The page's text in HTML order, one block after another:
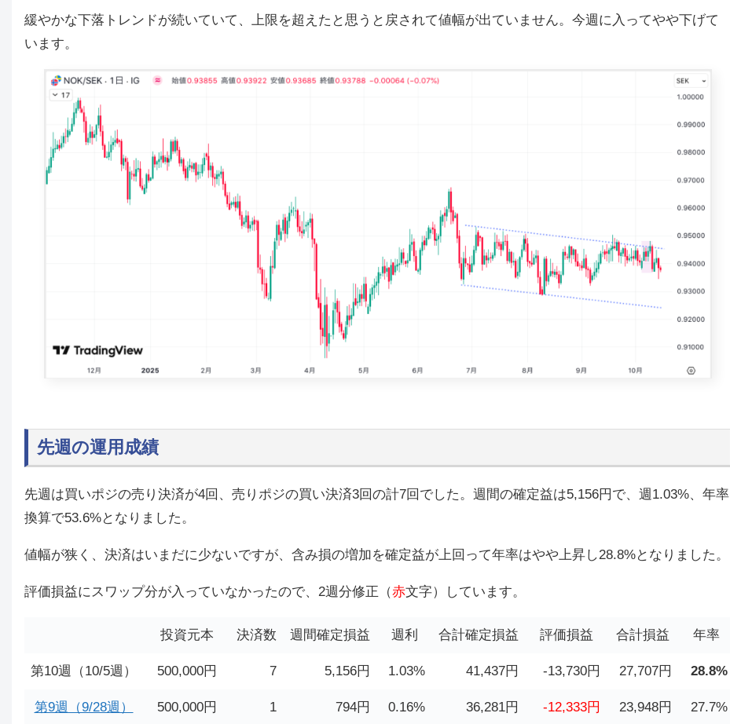
緩やかな下落トレンドが続いていて、上限を超えたと思うと戻されて値幅が出ていません。今週に入ってやや下げて
います。
先週の運用成績
先週は買いポジの売り決済が4回、売りポジの買い決済3回の計7回 でした。週間の確定益は5,156円で、週1.03%、年率
換算で53.6%となりました 。
値幅が狭く、決済はいまだに少ないですが、含み損の増加を確定益が上回って年率はやや上昇し28.8%となりました。
評価損益にスワップ分が入っていなかったので、2週分修正（赤文字）しています。
投資元本 決済数 週間確定損益 週利 合計確定損益 評価損益 合計損益 年率
第10週（10/5週） 500,000円 7 5,156円 1.03% 41,437円 -13,730円 27,707円 28.8%
第9週（9/28週） 500,000円 1 794円 0.16% 36,281円 -12,333円 23,948円 27.7%